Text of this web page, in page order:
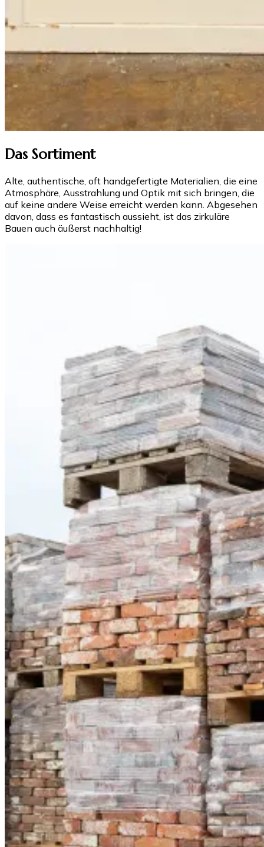
Das Sortiment
Alte, authentische, oft handgefertigte Materialien, die eine
Atmosphäre, Ausstrahlung und Optik mit sich bringen, die
auf keine andere Weise erreicht werden kann. Abgesehen
davon, dass es fantastisch aussieht, ist das zirkuläre
Bauen auch äußerst nachhaltig!